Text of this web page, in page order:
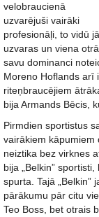
velobraucienā
uzvarējuši vairāki
profesionāļi, to vidū
uzvaras un viena
savu dominanci
Moreno Hoflands arī
riteņbraucējiem
bija Armands Bēcis,
Pirmdien sportistus
vairākiem kāpumiem
neiztika bez virknes
bija „Belkin”
spurta. Tajā
pārākumu pār citu
Teo Boss, bet otrais